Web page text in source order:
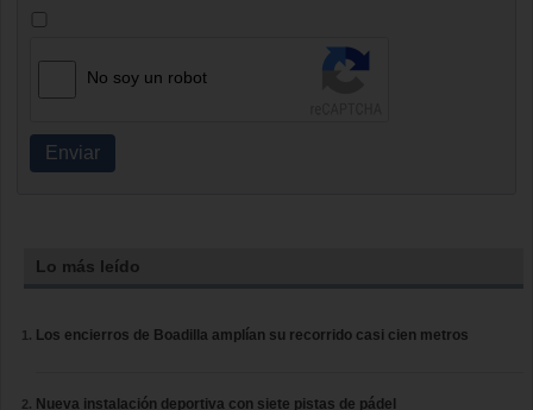
No soy un robot
Enviar
Lo más leído
Los encierros de Boadilla amplían su recorrido casi cien metros
Nueva instalación deportiva con siete pistas de pádel